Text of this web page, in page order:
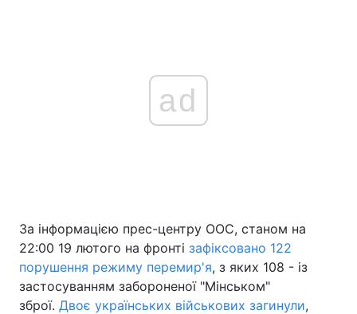
ad
За інформацією прес-центру ООС, станом на
22:00 19 лютого на фронті зафіксовано 122
порушення режиму перемир'я, з яких 108 - із
застосуванням забороненої "Мінськом"
зброї. Двоє українських військових загинули,